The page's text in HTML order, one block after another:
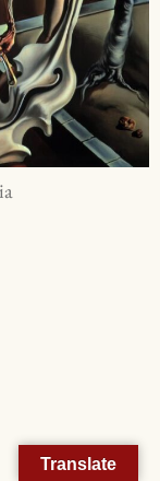
Translate